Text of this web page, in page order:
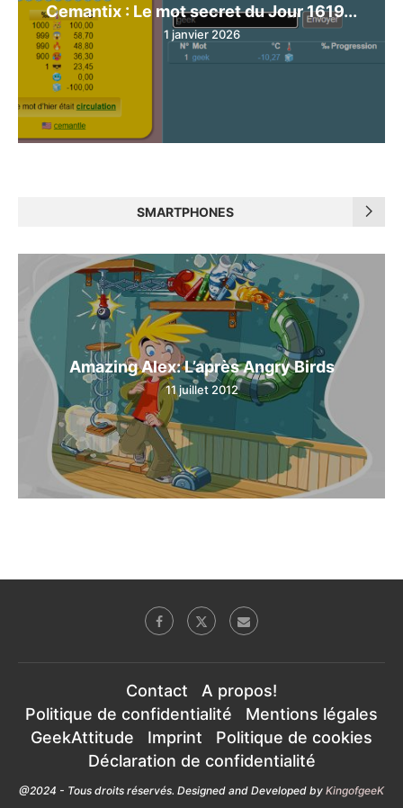
Cemantix : Le mot secret du Jour 1619...
1 janvier 2026
SMARTPHONES
Amazing Alex: L’après Angry Birds
11 juillet 2012
Contact
A propos!
Politique de confidentialité
Mentions légales
GeekAttitude
Imprint
Politique de cookies
Déclaration de confidentialité
@2024 - Tous droits réservés. Designed and Developed by KingofgeeK